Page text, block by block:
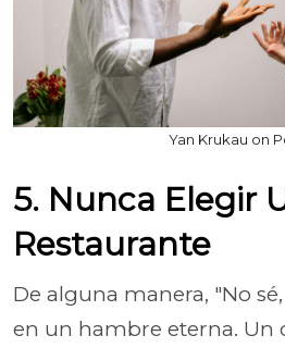
Yan Krukau on
5. Nunca Elegir
Restaurante
De alguna manera, "No
en un hambre eterna. Un